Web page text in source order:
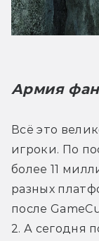
Армия
Всё это
игроки. По
более 11
разных
после
2. А сегодня